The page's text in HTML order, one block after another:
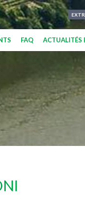
FAQ ACTUALITÉS